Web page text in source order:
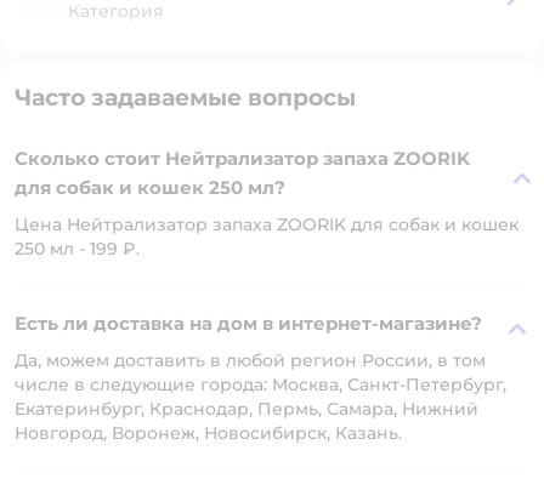
Категория
Часто задаваемые вопросы
Сколько стоит Нейтрализатор запаха ZOORIK
для собак и кошек 250 мл?
Цена Нейтрализатор запаха ZOORIK для собак и кошек
250 мл - 199 ₽.
Есть ли доставка на дом в интернет-магазине?
Да, можем доставить в любой регион России, в том
числе в следующие города: Москва, Санкт-Петербург,
Екатеринбург, Краснодар, Пермь, Самара, Нижний
Новгород, Воронеж, Новосибирск, Казань.